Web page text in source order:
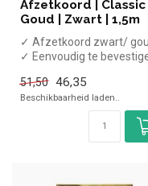
Afzetkoord | Classic |
Goud | Zwart | 1,5m
✓ Afzetkoord zwart/
✓ Eenvoudig te
51,50 46,35
Beschikbaarheid laden..